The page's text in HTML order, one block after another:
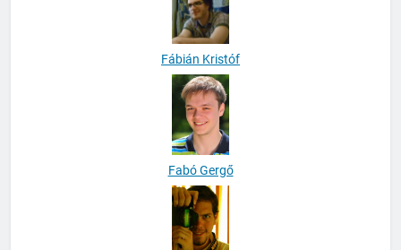
Fábián Kristóf
Fabó Gergő